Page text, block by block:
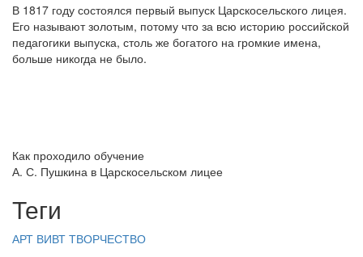
В 1817 году состоялся первый выпуск Царскосельского лицея.
Его называют золотым, потому что за всю историю российской
педагогики выпуска, столь же богатого на громкие имена,
больше никогда не было.
Как проходило обучение
А. С. Пушкина в Царскосельском лицее
Теги
АРТ ВИВТ ТВОРЧЕСТВО